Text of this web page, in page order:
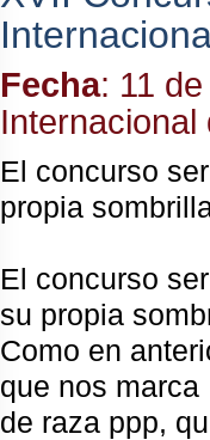
Fecha: 11
Internacional
El concurso
propia
El concurso
su propia
Como en
que nos
de raza ppp,